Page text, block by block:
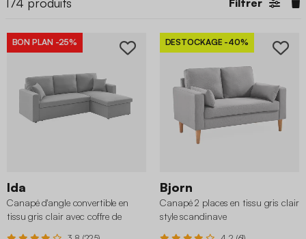
Filtrer
BON PLAN -25%
Ida
Canapé d'angle convertible en
tissu gris clair avec coffre de
DESTOCKAGE -40%
Bjorn
Canapé 2 places en tissu gris clair
style scandinave